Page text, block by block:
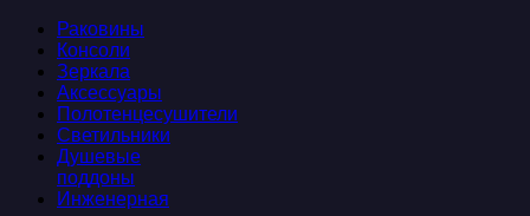
Раковины
Консоли
Зеркала
Аксессуары
Полотенцесушители
Светильники
Душевые
поддоны
Инженерная